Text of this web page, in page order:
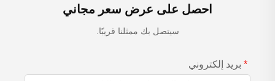
احصل على عرض سعر مجاني
سيتصل بك ممثلنا قريبًا.
بريد إلكتروني